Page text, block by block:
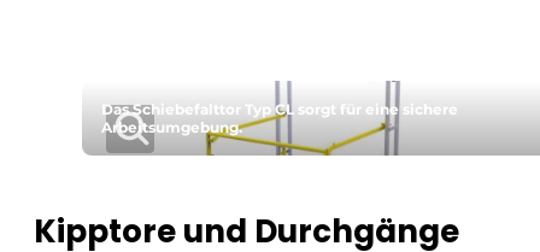
Das Schiebefalttor Typ CL sorgt für eine sichere
Arbeitsumgebung.
Kipptore und Durchgänge